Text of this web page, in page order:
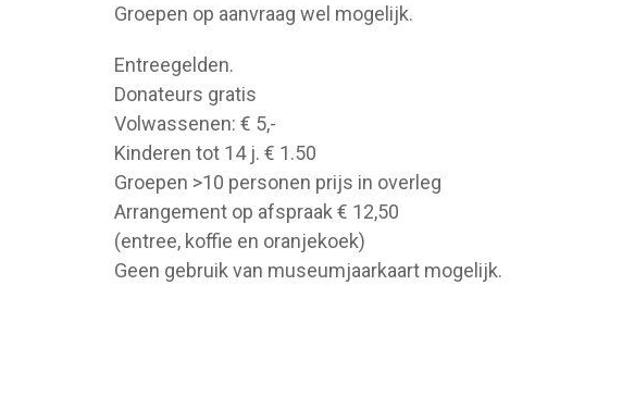
Groepen op aanvraag wel mogelijk.
Entreegelden.
Donateurs gratis
Volwassenen: € 5,-
Kinderen tot 14 j. € 1.50
Groepen >10 personen prijs in overleg
Arrangement op afspraak € 12,50
(entree, koffie en oranjekoek)
Geen gebruik van museumjaarkaart mogelijk.